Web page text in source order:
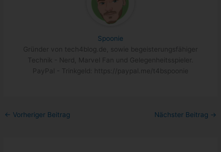
Spoonie
Gründer von tech4blog.de, sowie begeisterungsfähiger
Technik - Nerd, Marvel Fan und Gelegenheitsspieler.
PayPal - Trinkgeld: https://paypal.me/t4bspoonie
← Vorheriger Beitrag Nächster Beitrag →